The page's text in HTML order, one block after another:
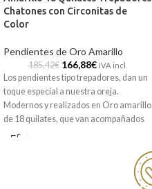
Chatones con Circonitas de
Color
Pendientes de Oro Amarillo
185,42€ 166,88€ IVA incl.
Los pendientes tipo trepadores, dan un
toque especial a nuestra oreja.
Modernos y realizados en Oro amarillo
de 18 quilates, que van acompañados
por radiantes chatones de Circonitas